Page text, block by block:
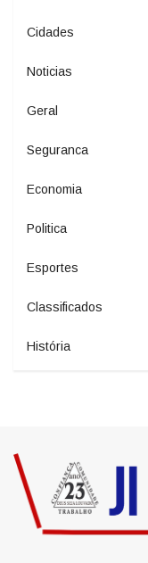
Categories
Cidades
Noticias
Geral
Seguranca
Economia
Politica
Esportes